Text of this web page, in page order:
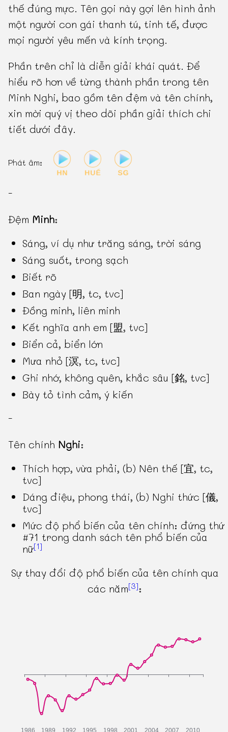
thế đúng mực. Tên gọi này gợi lên hình ảnh
một người con gái thanh tú, tinh tế, được
mọi người yêu mến và kính trọng.
Phần trên chỉ là diễn giải khái quát. Để
hiểu rõ hơn về từng thành phần trong tên
Minh Nghi, bao gồm tên đệm và tên chính,
xin mời quý vị theo dõi phần giải thích chi
tiết dưới đây.
Phát âm:
-
Đệm Minh:
Sáng, ví dụ như trăng sáng, trời sáng
Sáng suốt, trong sạch
Biết rõ
Ban ngày [明, tc, tvc]
Đồng minh, liên minh
Kết nghĩa anh em [盟, tvc]
Biển cả, biển lớn
Mưa nhỏ [溟, tc, tvc]
Ghi nhớ, không quên, khắc sâu [銘, tvc]
Bày tỏ tình cảm, ý kiến
-
Tên chính Nghi:
Thích hợp, vừa phải, (b) Nên thế [宜, tc,
tvc]
Dáng điệu, phong thái, (b) Nghi thức [儀,
tvc]
Mức độ phổ biến của tên chính: đứng thứ
#71 trong danh sách tên phổ biến của
nữ[1]
Sự thay đổi độ phổ biến của tên chính qua
các năm[3]: